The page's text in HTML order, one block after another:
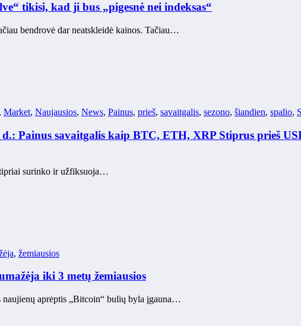
tikisi, kad ji bus „pigesnė nei indeksas“
bendrovė dar neatskleidė kainos. Tačiau…
, Market, Naujausios, News, Painus, prieš, savaitgalis, sezono, šiandien, spalio,
Painus savaitgalis kaip BTC, ETH, XRP Stiprus prieš
surinko ir užfiksuoja…
, žemiausios
iki 3 metų žemiausios
naujienų aprėptis „Bitcoin“ bulių byla įgauna…